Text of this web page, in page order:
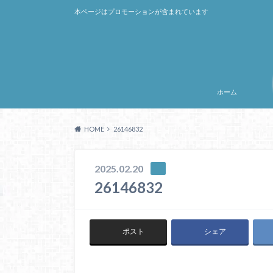
本ページはプロモーションが含まれています
ホーム
HOME 26146832
2025.02.20
26146832
ポスト シェア